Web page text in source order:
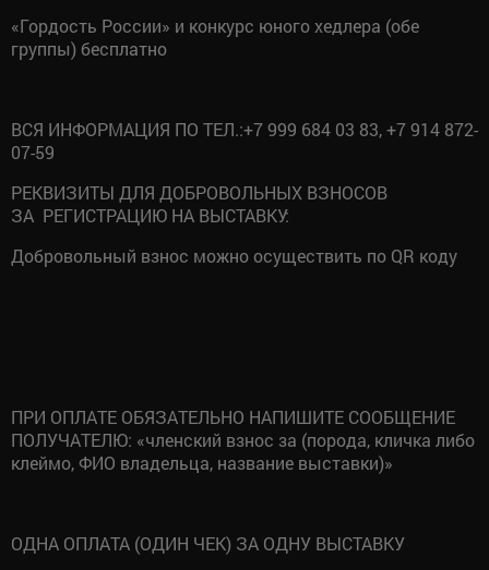
«Гордость России» и конкурс юного хедлера (обе
группы) бесплатно
ВСЯ ИНФОРМАЦИЯ ПО ТЕЛ.:+7 999 684 03 83, +7 914 872-
07-59
РЕКВИЗИТЫ ДЛЯ ДОБРОВОЛЬНЫХ ВЗНОСОВ
ЗА РЕГИСТРАЦИЮ НА ВЫСТАВКУ:
Добровольный взнос можно осуществить по QR коду
ПРИ ОПЛАТЕ ОБЯЗАТЕЛЬНО НАПИШИТЕ СООБЩЕНИЕ
ПОЛУЧАТЕЛЮ: «членский взнос за (порода, кличка либо
клеймо, ФИО владельца, название выставки)»
ОДНА ОПЛАТА (ОДИН ЧЕК) ЗА ОДНУ ВЫСТАВКУ